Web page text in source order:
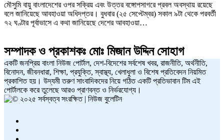
মৌসুমি বায়ু বাংলাদেশের ওপর সক্রিয় এবং উত্তর বঙ্গোপসাগরে প্রবল অবস্থায় রয়েছে
বলে জানিয়েছে আবহাওয়া অধিদপ্তর। বুধবার (২৫ সেপ্টেম্বর) সকাল ৯টা থেকে পরবর্তী
৭২ ঘণ্টার পূর্বাভাসে এ কথা জানিয়েছে দেশের আবহাওয়া…
সম্পাদক ও প্রকাশকঃ মোঃ মিজান উদ্দিন সোহাগ
একটি জনপ্রিয় বাংলা নিউজ পোর্টাল, দেশ-বিদেশের সর্বশেষ খবর, রাজনীতি, অর্থনীতি,
বিনোদন, জীবনধারা, শিক্ষা, প্রযুক্তি, স্বাস্থ্য, খেলাধুলা ও বিশেষ প্রতিবেদন নিয়মিত
প্রকাশিত হয়। উদ্যমী তরুণ সাংবাদিকদের নিয়ে গঠিত একটি প্রতিভাবান টিম এই
পোর্টালকে করে তুলেছে আরও প্রাণবন্ত ও নির্ভরযোগ্য।